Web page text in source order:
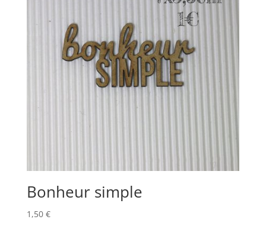
Bonheur simple
1,50 €